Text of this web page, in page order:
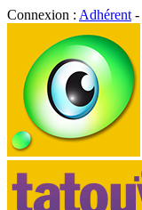
Connexion : Adhérent -